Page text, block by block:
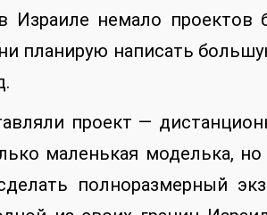
Израиле немало
планирую написать
проект —
маленькая моделька,
полноразмерный